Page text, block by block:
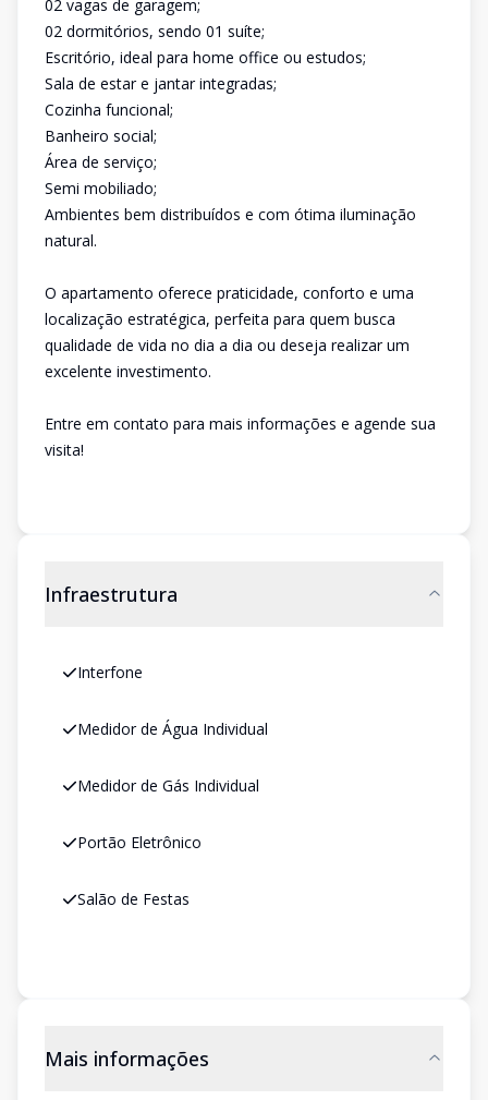
02 vagas de garagem;
02 dormitórios, sendo 01 suíte;
Escritório, ideal para home office ou estudos;
Sala de estar e jantar integradas;
Cozinha funcional;
Banheiro social;
Área de serviço;
Semi mobiliado;
Ambientes bem distribuídos e com ótima iluminação
natural.
O apartamento oferece praticidade, conforto e uma
localização estratégica, perfeita para quem busca
qualidade de vida no dia a dia ou deseja realizar um
excelente investimento.
Entre em contato para mais informações e agende sua
visita!
Infraestrutura
Interfone
Medidor de Água Individual
Medidor de Gás Individual
Portão Eletrônico
Salão de Festas
Mais informações